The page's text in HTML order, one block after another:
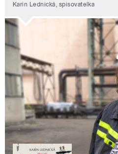
Karin Lednická, spisovatelka